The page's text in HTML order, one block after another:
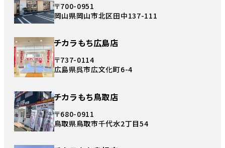
〒700-0951
岡山県岡山市北区田中137-111
チカラもち広島店
〒737-0114
広島県呉市広文化町6-4
チカラもち鳥取店
〒680-0911
鳥取県鳥取市千代水2丁目54